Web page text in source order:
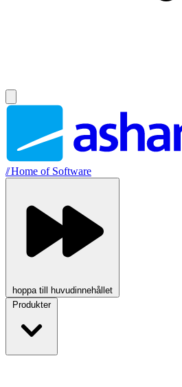
//Home of Software
hoppa till huvudinnehållet
Produkter